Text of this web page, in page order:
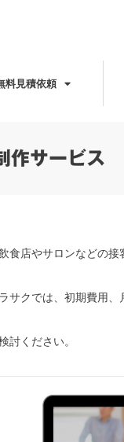
料見積依頼
作サービス
店やサロンなどの
クでは、初期費用
討ください。